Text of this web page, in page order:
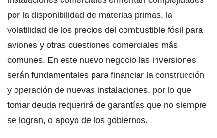
por la disponibilidad de materias primas, la
volatilidad de los precios del combustible fósil para
aviones y otras cuestiones comerciales más
comunes. En este nuevo negocio las inversiones
serán fundamentales para financiar la construcción
y operación de nuevas instalaciones, por lo que
tomar deuda requerirá de garantías que no siempre
se logran, o apoyo de los gobiernos.